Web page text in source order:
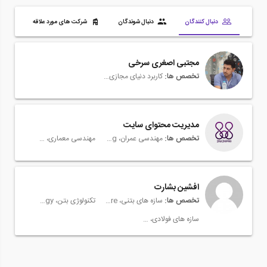
دنبال کنندگان دنبال شوندگان شرکت های مورد علاقه
مجتبی اصغری سرخی
تخصص ها: کاربرد دنیای مجازی در صنعت ساختمان
مدیریت محتوای سایت
تخصص ها: مهندسی عمران، Civil Engineering مهندسی معماری، Architectural Engineering
افشین بشارت
تخصص ها: سازه های بتنی، Concrete Structure
تکنولوژی بتن، Concrete Technology
سازه های فولادی، Steel Structure